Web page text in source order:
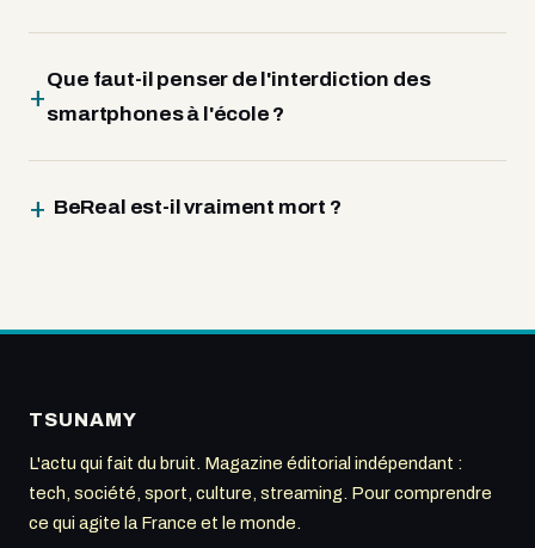
Que faut-il penser de l'interdiction des
smartphones à l'école ?
BeReal est-il vraiment mort ?
TSUNAMY
L'actu qui fait du bruit. Magazine éditorial indépendant :
tech, société, sport, culture, streaming. Pour comprendre
ce qui agite la France et le monde.